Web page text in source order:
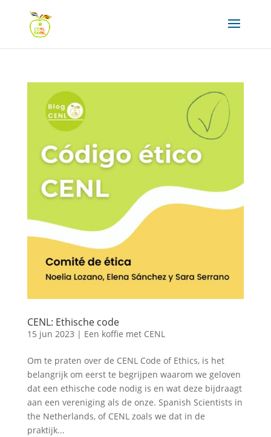
CENL: Ethische code
15 jun 2023 | Een koffie met CENL
Om te praten over de CENL Code of Ethics, is het
belangrijk om eerst te begrijpen waarom we geloven
dat een ethische code nodig is en wat deze bijdraagt
​​aan een vereniging als de onze. Spanish Scientists in
the Netherlands, of CENL zoals we dat in de
praktijk...